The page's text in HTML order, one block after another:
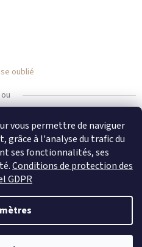
vous permettre de naviguer
à l'analyse du trafic du
ses fonctionnalités, ses
Conditions de protection des
GDPR
oublié
ou
avec Facebook
avec Google
droits réservés.Modifier les